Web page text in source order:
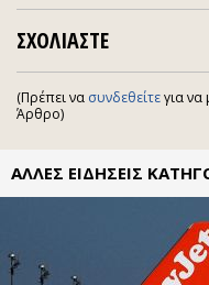
ΣΧΟΛΙΑΣΤΕ
(Πρέπει να συνδεθείτεγια να
Άρθρο)
ΑΛΛΕΣ ΕΙΔΗΣΕΙΣ